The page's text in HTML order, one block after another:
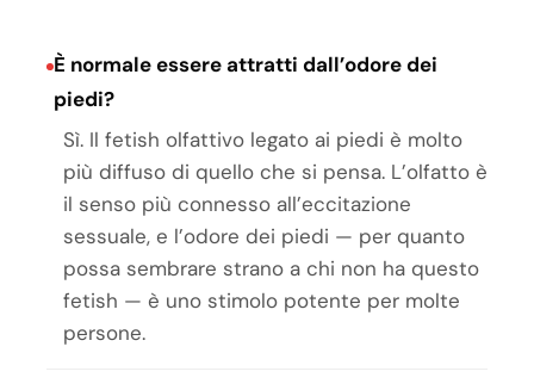
È normale essere attratti dall’odore dei
piedi?
Sì. Il fetish olfattivo legato ai piedi è molto
più diffuso di quello che si pensa. L’olfatto è
il senso più connesso all’eccitazione
sessuale, e l’odore dei piedi — per quanto
possa sembrare strano a chi non ha questo
fetish — è uno stimolo potente per molte
persone.